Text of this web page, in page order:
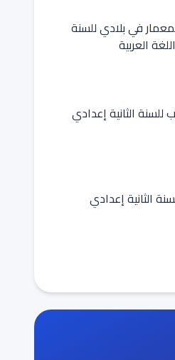
في بلادي للسنة
العربية
الثانية إعدادي
الثانية إعدادي